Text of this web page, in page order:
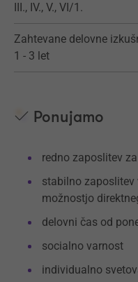
III., IV., V., VI/1.
Zahtevane delovne
1 - 3 let
Ponujamo
redno zaposlitev
stabilno zaposlitev
možnostjo
delovni čas od
socialno varnost
individualno